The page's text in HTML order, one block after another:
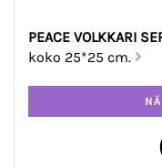
PEACE
koko 25*25 cm.